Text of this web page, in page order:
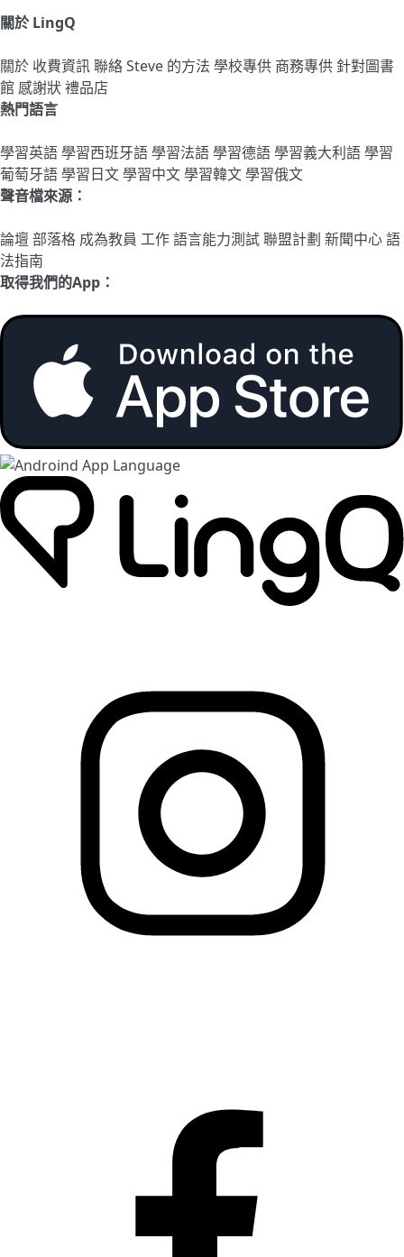
關於 LingQ
關於 收費資訊聯絡Steve 的方法 學校專供 商務專供 針對圖書
館 感謝狀禮品店
熱門語言
學習英語學習西班牙語學習法語學習德語學習義大利語學習
葡萄牙語學習日文學習中文學習韓文學習俄文
聲音檔來源：
論壇部落格 成為教員 工作語言能力測試聯盟計劃 新聞中心語
法指南
取得我們的App：